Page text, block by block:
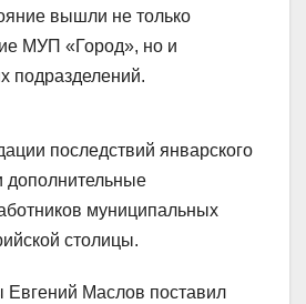
вышли не только
МУП «Город», но и
подразделений.
последствий январского
дополнительные
муниципальных
столицы.
Маслов поставил